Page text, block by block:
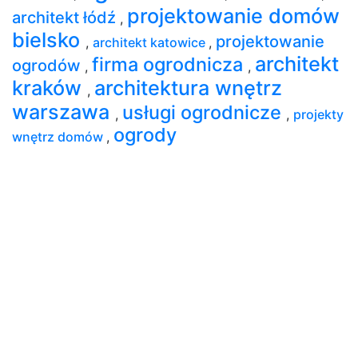
architekt łódź , projektowanie domów
bielsko , architekt katowice , projektowanie
ogrodów , firma ogrodnicza , architekt
kraków , architektura wnętrz
warszawa , usługi ogrodnicze , projekty
wnętrz domów , ogrody